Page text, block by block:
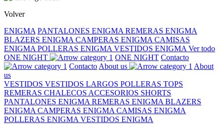
Volver
ENIGMA PANTALONES ENIGMA REMERAS ENIGMA
BLAZERS ENIGMA CAMPERAS ENIGMA CAMISAS
ENIGMA POLLERAS ENIGMA VESTIDOS ENIGMA Ver todo
ONE NIGHT
ONE NIGHT Contacto
Contacto About us
About
us
VESTIDOS VESTIDOS LARGOS POLLERAS TOPS
REMERAS CHALECOS ACCESORIOS SHORTS
PANTALONES ENIGMA REMERAS ENIGMA BLAZERS
ENIGMA CAMPERAS ENIGMA CAMISAS ENIGMA
POLLERAS ENIGMA VESTIDOS ENIGMA